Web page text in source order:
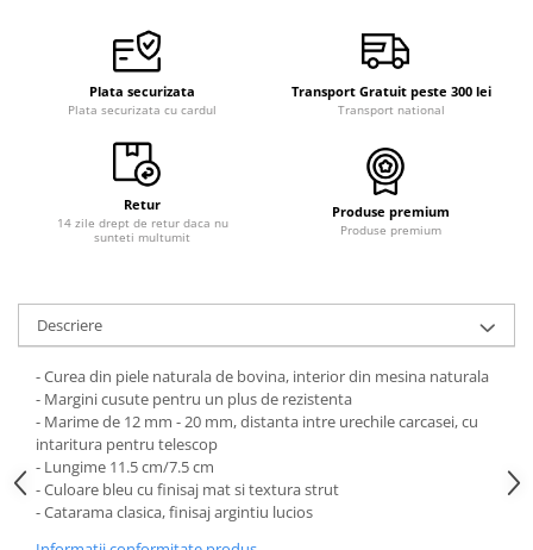
Curele cauciuc
Curele Garmin
Curele metalice
Curele militare
Curele piele
Curele Samsung Watch
Abrazive
Clesti Miniatura
Curatare Bijuterii
Dispozitive Bratari
Dispozitive Inele
Plata securizata
Plata securizata cu cardul
Transport Gratuit peste 300 lei
Transport national
Retur
14 zile drept de retur daca nu
sunteti multumit
Produse premium
Produse premium
Descriere
- Curea din piele naturala de bovina, interior din mesina naturala
- Margini cusute pentru un plus de rezistenta
- Marime de 12 mm - 20 mm, distanta intre urechile carcasei, cu
intaritura pentru telescop
- Lungime 11.5 cm/7.5 cm
- Culoare bleu cu finisaj mat si textura strut
- Catarama clasica, finisaj argintiu lucios